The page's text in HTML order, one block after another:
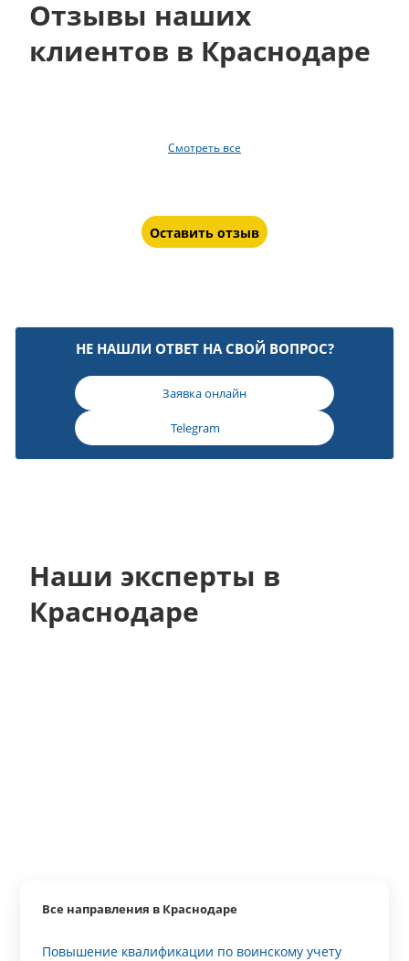
Отзывы наших
клиентов в Краснодаре
Смотреть все
Оставить отзыв
НЕ НАШЛИ ОТВЕТ НА СВОЙ ВОПРОС?
Заявка онлайн
Telegram
Наши эксперты в
Краснодаре
Все направления в Краснодаре
Повышение квалификации по воинскому учету